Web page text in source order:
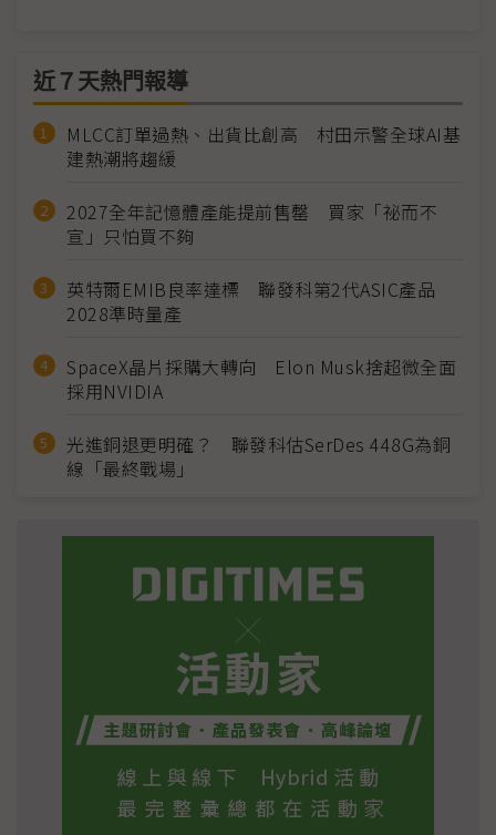
近７天熱門報導
MLCC訂單過熱、出貨比創高 村田示警全球AI基
建熱潮將趨緩
2027全年記憶體產能提前售罄 買家「祕而不
宣」只怕買不夠
英特爾EMIB良率達標 聯發科第2代ASIC產品
2028準時量產
SpaceX晶片採購大轉向 Elon Musk捨超微全面
採用NVIDIA
光進銅退更明確？ 聯發科估SerDes 448G為銅
線「最終戰場」